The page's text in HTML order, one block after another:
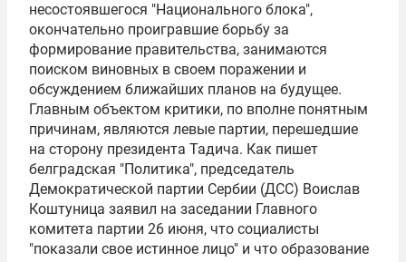
несостоявшегося "Национального блока",
окончательно проигравшие борьбу за
формирование правительства, занимаются
поиском виновных в своем поражении и
обсуждением ближайших планов на будущее.
Главным объектом критики, по вполне понятным
причинам, являются левые партии, перешедшие
на сторону президента Тадича. Как пишет
белградская "Политика", председатель
Демократической партии Сербии (ДСС) Воислав
Коштуница заявил на заседании Главного
комитета партии 26 июня, что социалисты
"показали свое истинное лицо" и что образование